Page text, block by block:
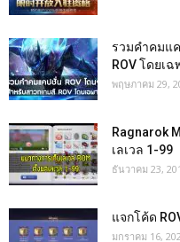
รวมคำคมแ
ROV โดยเฉ
พฤษภาคม 29,
Ragnarok
เลเวล 1-99
ธันวาคม 23,
แจกโค้ด
มกราคม 16,